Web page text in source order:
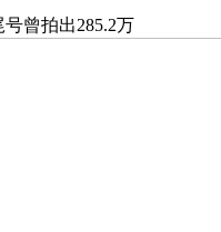
曾拍出285.2万